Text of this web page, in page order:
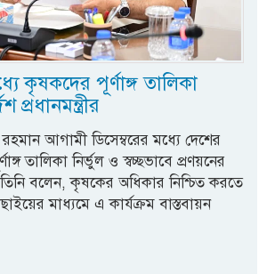
কৃষকদের পূর্ণাঙ্গ তালিকা
প্রধানমন্ত্রীর
রহমান আগামী ডিসেম্বরের মধ্যে দেশের
তালিকা নির্ভুল ও স্বচ্ছভাবে প্রণয়নের
তিনি বলেন, কৃষকের অধিকার নিশ্চিত করতে
মাধ্যমে এ কার্যক্রম বাস্তবায়ন